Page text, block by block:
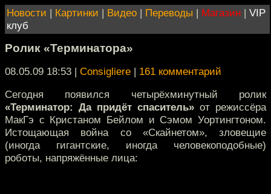
Новости | Картинки | Видео | Переводы | Магазин | VIP
клуб
Ролик «Терминатора»
08.05.09 18:53 | Consigliere | 161 комментарий
Cегодня появился четырёхминутный ролик
«Терминатор: Да придёт спаситель» от режиссёра
МакГэ с Кристаном Бейлом и Сэмом Уортингтоном.
Истощающая война со «Скайнетом», зловещие
(иногда гигантские, иногда человекоподобные)
роботы, напряжённые лица: